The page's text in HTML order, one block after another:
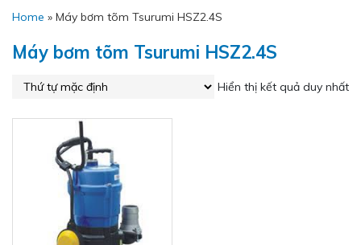
Home » Máy bơm tõm Tsurumi HSZ2.4S
Máy bơm tõm Tsurumi HSZ2.4S
Hiển thị kết quả duy nhất